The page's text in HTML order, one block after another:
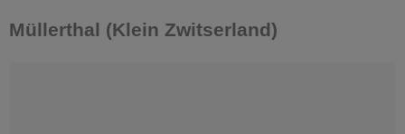
Müllerthal (Klein Zwitserland)